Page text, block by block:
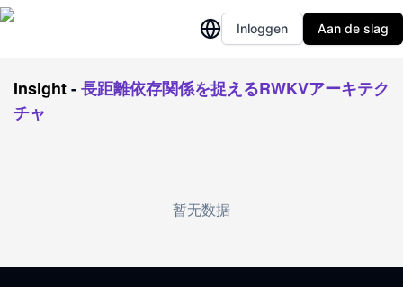
Inloggen Aan de slag
Insight-長距離依存関係を捉えるRWKVアーキテク
チャ
暂无数据